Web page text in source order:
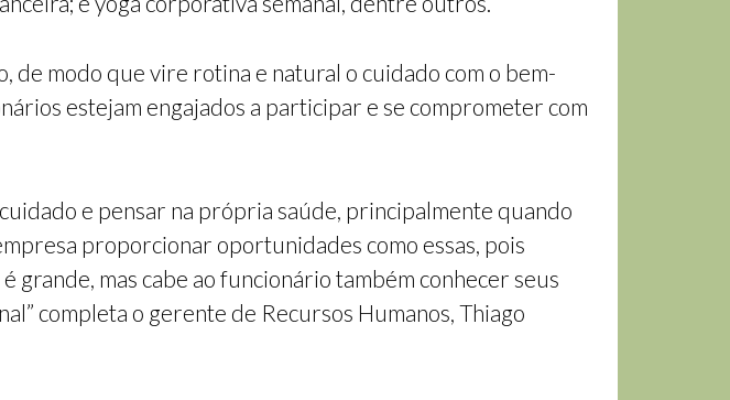
de modo que vire rotina e natural o cuidado com o bem-
estejam engajados a participar e se comprometer com
e pensar na própria saúde, principalmente quando
proporcionar oportunidades como essas, pois
grande, mas cabe ao funcionário também conhecer seus
completa o gerente de Recursos Humanos, Thiago